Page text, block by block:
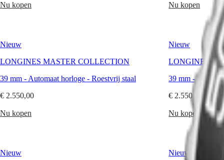
GMT
Spirit
中
국
Kong
(En)
港
行
Nu kopen Nu kopen
Nieuw
LONGINES MASTER COLLECTION
39 mm - Automaat horloge - Roestvrij staal
€ 2.550,00
Nu kopen
Nieuw
LONGINES
39 mm -
€ 2.550,00
Nu kopen
Nieuw
Nieuw